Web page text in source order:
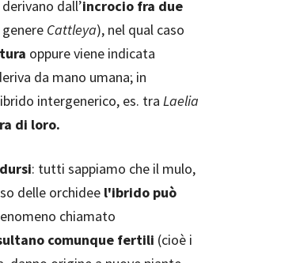
dall’incrocio fra due
Cattleya), nel qual caso
oppure viene indicata
da mano umana; in
intergenerico, es. tra Laelia
di loro.
: tutti sappiamo che il mulo,
delle orchidee l'ibrido può
chiamato
comunque fertili (cioè i